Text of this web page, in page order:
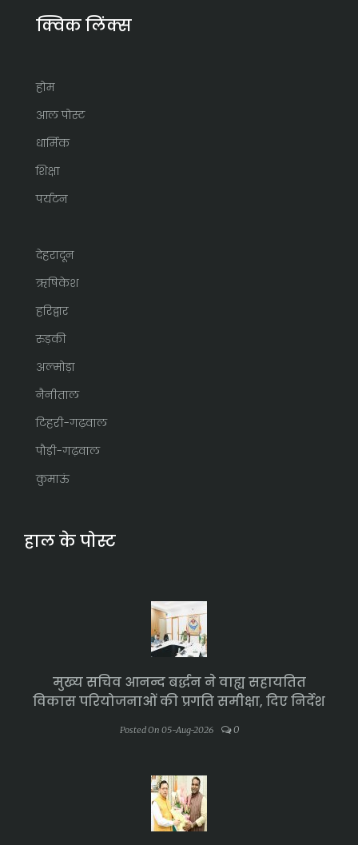
क्विक लिंक्स
होम
आल पोस्ट
धार्मिक
शिक्षा
पर्यटन
देहरादून
ऋषिकेश
हरिद्वार
रुड़की
अल्मोड़ा
नैनीताल
टिहरी-गढ़वाल
पौड़ी-गढ़वाल
कुमाऊं
हाल के पोस्ट
मुख्य सचिव आनन्द बर्द्धन ने वाह्य सहायतित
विकास परियोजनाओं की प्रगति समीक्षा, दिए निर्देश
Posted On 05-Aug-2026 0